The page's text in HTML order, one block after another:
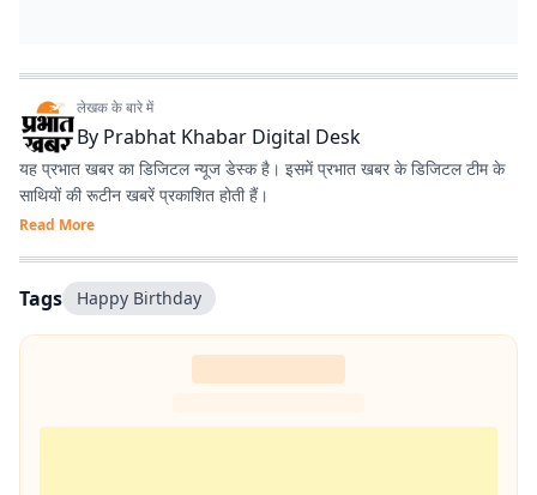
लेखक के बारे में
By Prabhat Khabar Digital Desk
यह प्रभात खबर का डिजिटल न्यूज डेस्क है। इसमें प्रभात खबर के डिजिटल टीम के
साथियों की रूटीन खबरें प्रकाशित होती हैं।
Read More
Tags Happy Birthday